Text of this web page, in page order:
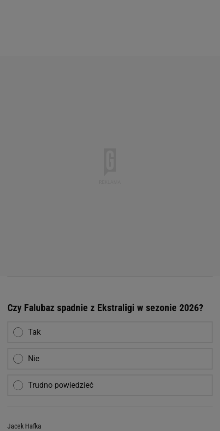
Czy Falubaz spadnie z Ekstraligi w sezonie 2026?
Tak
Nie
Trudno powiedzieć
Jacek Hafka